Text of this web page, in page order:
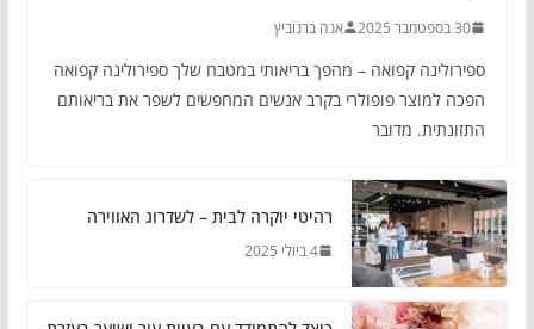
30 בספטמבר 2025 אנה ברנוביץ
ספירולינה קפואה – מהפך בריאותי במטבח שלך ספירולינה קפואה
הפכה למוצר פופולרי בקרב אנשים המחפשים לשפר את בריאותם
התזונתית. מדובר
רהיטי יוקרה לבית – לשדרוג האווירה
4 ביולי 2025